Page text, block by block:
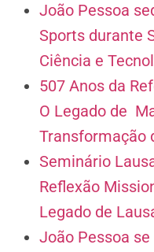
João Pessoa
Sports durante
Ciência e
507 Anos da
O Legado de
Transformação
Seminário
Reflexão
Legado de
João Pessoa